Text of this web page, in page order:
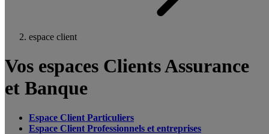
espace client
Vos espaces Clients Assurance
et Banque
Espace Client Particuliers
Espace Client Professionnels et entreprises